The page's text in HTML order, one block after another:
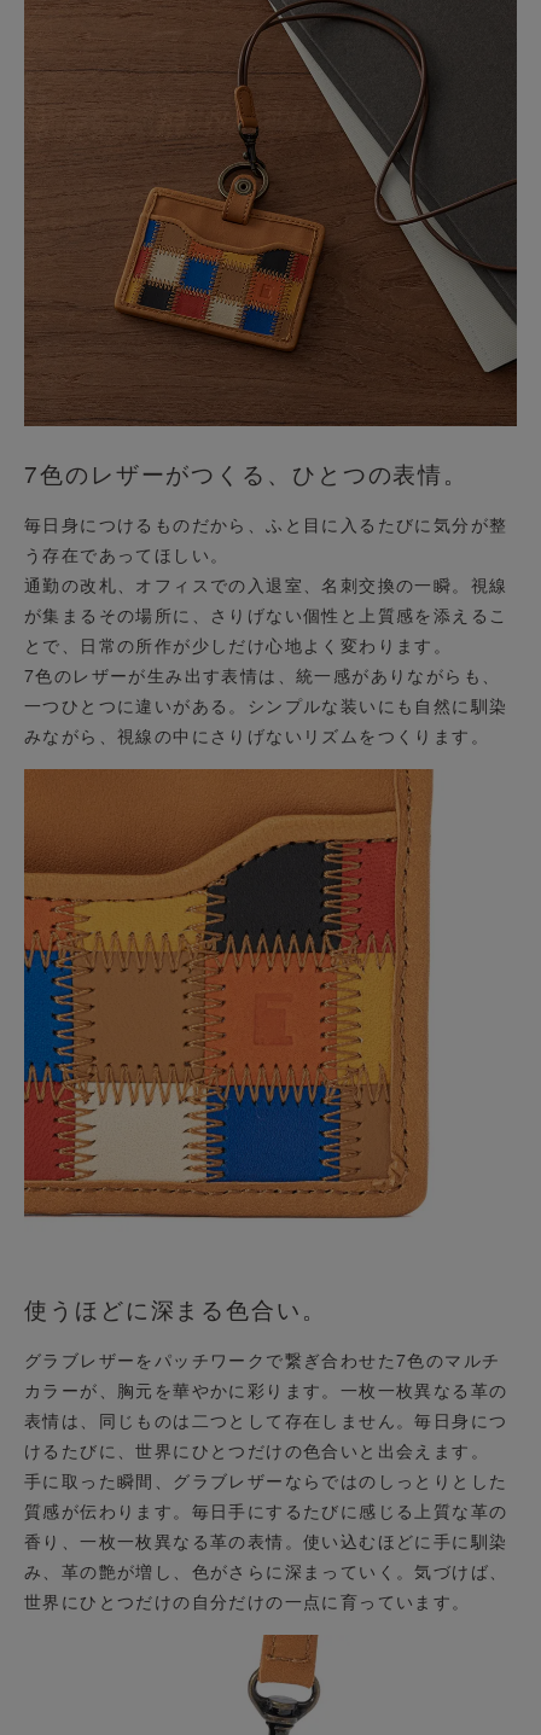
7色のレザーがつくる、ひとつの表情。
毎日身につけるものだから、ふと目に入るたびに気分が整
う存在であってほしい。
通勤の改札、オフィスでの入退室、名刺交換の一瞬。視線
が集まるその場所に、さりげない個性と上質感を添えるこ
とで、日常の所作が少しだけ心地よく変わります。
7色のレザーが生み出す表情は、統一感がありながらも、
一つひとつに違いがある。シンプルな装いにも自然に馴染
みながら、視線の中にさりげないリズムをつくります。
使うほどに深まる色合い。
グラブレザーをパッチワークで繋ぎ合わせた7色のマルチ
カラーが、胸元を華やかに彩ります。一枚一枚異なる革の
表情は、同じものは二つとして存在しません。毎日身につ
けるたびに、世界にひとつだけの色合いと出会えます。
手に取った瞬間、グラブレザーならではのしっとりとした
質感が伝わります。毎日手にするたびに感じる上質な革の
香り、一枚一枚異なる革の表情。使い込むほどに手に馴染
み、革の艶が増し、色がさらに深まっていく。気づけば、
世界にひとつだけの自分だけの一点に育っています。